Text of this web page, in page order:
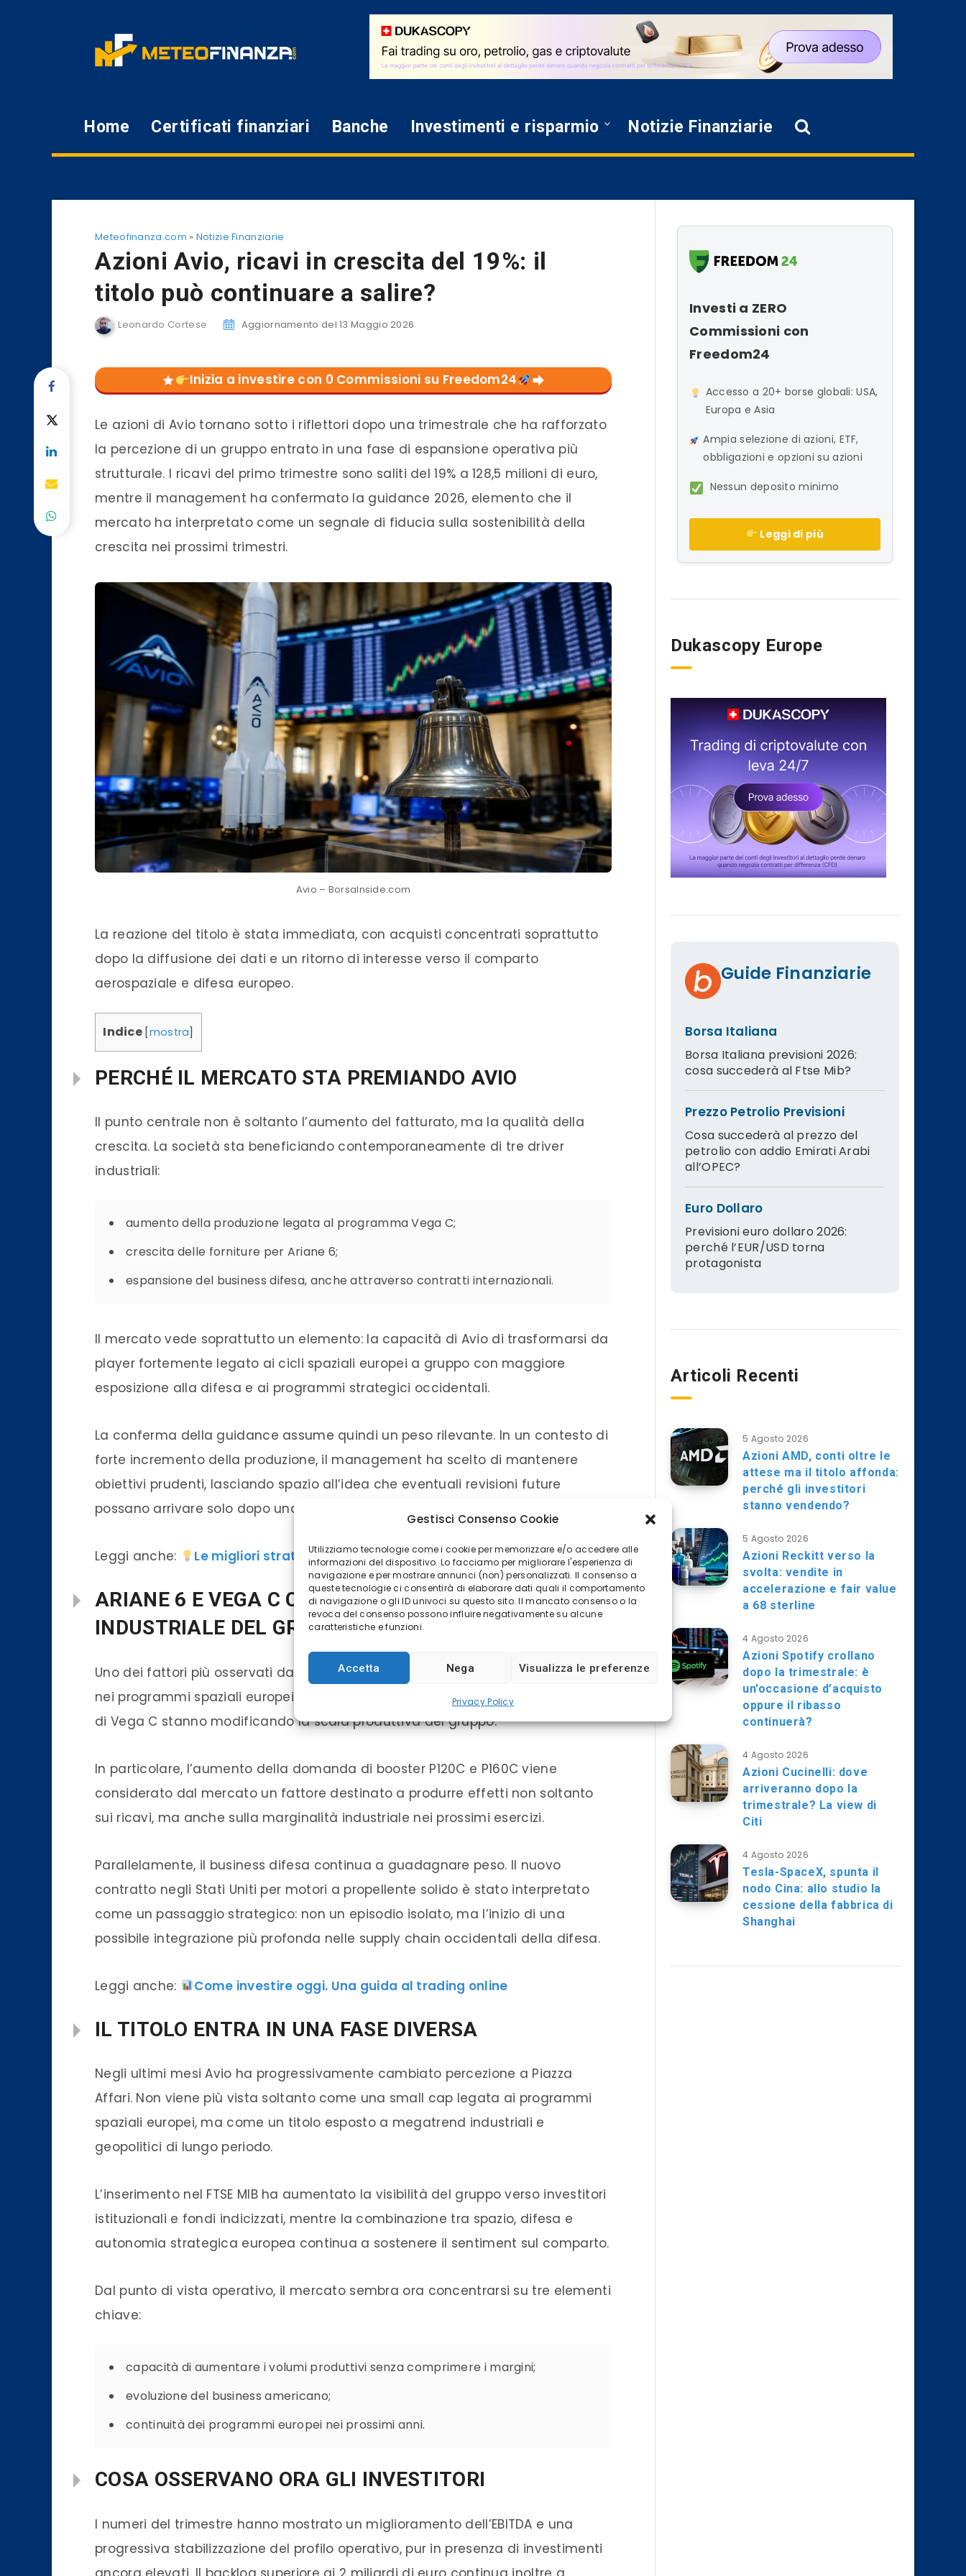
Gestisci Consenso Cookie
Utilizziamo tecnologie come i cookie per memorizzare e/o accedere alle
informazioni del dispositivo. Lo facciamo per migliorare l'esperienza di
navigazione e per mostrare annunci (non) personalizzati. Il consenso a
queste tecnologie ci consentirà di elaborare dati quali il comportamento
di navigazione o gli ID univoci su questo sito. Il mancato consenso o la
revoca del consenso possono influire negativamente su alcune
caratteristiche e funzioni.
Accetta Nega Visualizza le preferenze
Privacy Policy
Home Certificati finanziari Banche Investimenti e risparmio Notizie Finanziarie
Meteofinanza.com » Notizie Finanziarie
Azioni Avio, ricavi in crescita del 19%: il
titolo può continuare a salire?
Leonardo Cortese Aggiornamento del 13 Maggio 2026
Inizia a investire con 0 Commissioni su Freedom24
Le azioni di Avio tornano sotto i riflettori dopo una trimestrale che ha rafforzato
la percezione di un gruppo entrato in una fase di espansione operativa più
strutturale. I ricavi del primo trimestre sono saliti del 19% a 128,5 milioni di euro,
mentre il management ha confermato la guidance 2026, elemento che il
mercato ha interpretato come un segnale di fiducia sulla sostenibilità della
crescita nei prossimi trimestri.
Avio – BorsaInside.com
La reazione del titolo è stata immediata, con acquisti concentrati soprattutto
dopo la diffusione dei dati e un ritorno di interesse verso il comparto
aerospaziale e difesa europeo.
Indice [mostra
PERCHÉ IL MERCATO STA PREMIANDO AVIO
Il punto centrale non è soltanto l’aumento del fatturato, ma la qualità della
crescita. La società sta beneficiando contemporaneamente di tre driver
industriali:
aumento della produzione legata al programma Vega C;
crescita delle forniture per Ariane 6;
espansione del business difesa, anche attraverso contratti internazionali.
Il mercato vede soprattutto un elemento: la capacità di Avio di trasformarsi da
player fortemente legato ai cicli spaziali europei a gruppo con maggiore
esposizione alla difesa e ai programmi strategici occidentali.
La conferma della guidance assume quindi un peso rilevante. In un contesto di
forte incremento della produzione, il management ha scelto di mantenere
obiettivi prudenti, lasciando spazio all’idea che eventuali revisioni future
possano arrivare solo dopo una maggiore visibilità sui volumi.
Leggi anche: Le migliori strategie da usare nel trading online
ARIANE 6 E VEGA C CAMBIANO IL PROFILO
INDUSTRIALE DEL GRUPPO
Uno dei fattori più osservati dagli investitori riguarda il ruolo crescente di Avio
nei programmi spaziali europei. L’avanzamento operativo di Ariane 6 e il ritorno
di Vega C stanno modificando la scala produttiva del gruppo.
In particolare, l’aumento della domanda di booster P120C e P160C viene
considerato dal mercato un fattore destinato a produrre effetti non soltanto
sui ricavi, ma anche sulla marginalità industriale nei prossimi esercizi.
Parallelamente, il business difesa continua a guadagnare peso. Il nuovo
contratto negli Stati Uniti per motori a propellente solido è stato interpretato
come un passaggio strategico: non un episodio isolato, ma l’inizio di una
possibile integrazione più profonda nelle supply chain occidentali della difesa.
Leggi anche: Come investire oggi. Una guida al trading online
IL TITOLO ENTRA IN UNA FASE DIVERSA
Negli ultimi mesi Avio ha progressivamente cambiato percezione a Piazza
Affari. Non viene più vista soltanto come una small cap legata ai programmi
spaziali europei, ma come un titolo esposto a megatrend industriali e
geopolitici di lungo periodo.
L’inserimento nel FTSE MIB ha aumentato la visibilità del gruppo verso investitori
istituzionali e fondi indicizzati, mentre la combinazione tra spazio, difesa e
autonomia strategica europea continua a sostenere il sentiment sul comparto.
Dal punto di vista operativo, il mercato sembra ora concentrarsi su tre elementi
chiave:
capacità di aumentare i volumi produttivi senza comprimere i margini;
evoluzione del business americano;
continuità dei programmi europei nei prossimi anni.
COSA OSSERVANO ORA GLI INVESTITORI
I numeri del trimestre hanno mostrato un miglioramento dell’EBITDA e una
progressiva stabilizzazione del profilo operativo, pur in presenza di investimenti
Investi a ZERO
Commissioni con
Freedom24
Accesso a 20+ borse globali: USA,
Europa e Asia
Ampia selezione di azioni, ETF,
obbligazioni e opzioni su azioni
Nessun deposito minimo
Leggi di più
Dukascopy Europe
Guide Finanziarie
Borsa Italiana
Borsa Italiana previsioni 2026:
cosa succederà al Ftse Mib?
Prezzo Petrolio Previsioni
Cosa succederà al prezzo del
petrolio con addio Emirati Arabi
all’OPEC?
Euro Dollaro
Previsioni euro dollaro 2026:
perché l’EUR/USD torna
protagonista
Articoli Recenti
5 Agosto 2026
Azioni AMD, conti oltre le
attese ma il titolo affonda:
perché gli investitori
stanno vendendo?
5 Agosto 2026
Azioni Reckitt verso la
svolta: vendite in
accelerazione e fair value
a 68 sterline
4 Agosto 2026
Azioni Spotify crollano
dopo la trimestrale: è
un’occasione d’acquisto
oppure il ribasso
continuerà?
4 Agosto 2026
Azioni Cucinelli: dove
arriveranno dopo la
trimestrale? La view di
Citi
4 Agosto 2026
Tesla-SpaceX, spunta il
nodo Cina: allo studio la
cessione della fabbrica di
Shanghai